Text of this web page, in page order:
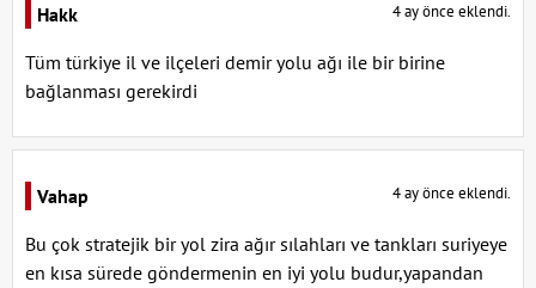
Hakk 4 ay önce eklendi.
Tüm türkiye il ve ilçeleri demir yolu ağı ile bir birine
bağlanması gerekirdi
Vahap 4 ay önce eklendi.
Bu çok stratejik bir yol zira ağır sılahları ve tankları suriyeye
en kısa sürede göndermenin en iyi yolu budur,yapandan